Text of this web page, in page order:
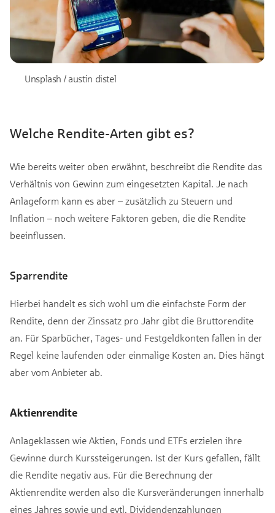
Unsplash / austin distel
Welche Rendite-Arten gibt es?
Wie bereits weiter oben erwähnt, beschreibt die Rendite das
Verhältnis von Gewinn zum eingesetzten Kapital. Je nach
Anlageform kann es aber – zusätzlich zu Steuern und
Inflation – noch weitere Faktoren geben, die die Rendite
beeinflussen.
Sparrendite
Hierbei handelt es sich wohl um die einfachste Form der
Rendite, denn der Zinssatz pro Jahr gibt die Bruttorendite
an. Für Sparbücher, Tages- und Festgeldkonten fallen in der
Regel keine laufenden oder einmalige Kosten an. Dies hängt
aber vom Anbieter ab.
Aktienrendite
Anlageklassen wie Aktien, Fonds und ETFs erzielen ihre
Gewinne durch Kurssteigerungen. Ist der Kurs gefallen, fällt
die Rendite negativ aus. Für die Berechnung der
Aktienrendite werden also die Kursveränderungen innerhalb
eines Jahres sowie und evtl. Dividendenzahlungen